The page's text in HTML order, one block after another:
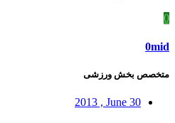
0mid
متخصص بخش ورزشی
2013 , June 30